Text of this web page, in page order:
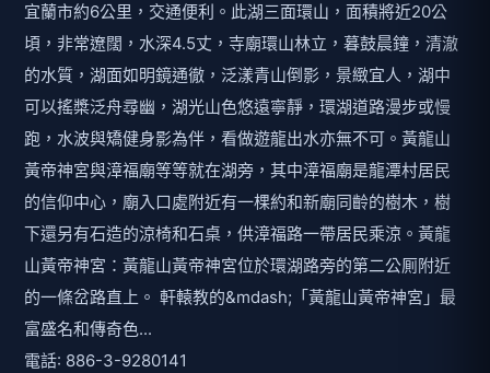
宜蘭市約6公里，交通便利。此湖三面環山，面積將近20公
頃，非常遼闊，水深4.5丈，寺廟環山林立，暮鼓晨鐘，清澈
的水質，湖面如明鏡通徹，泛漾青山倒影，景緻宜人，湖中
可以搖槳泛舟尋幽，湖光山色悠遠寧靜，環湖道路漫步或慢
跑，水波與矯健身影為伴，看做遊龍出水亦無不可。黃龍山
黃帝神宮與漳福廟等等就在湖旁，其中漳福廟是龍潭村居民
的信仰中心，廟入口處附近有一棵約和新廟同齡的樹木，樹
下還另有石造的涼椅和石桌，供漳福路一帶居民乘涼。黃龍
山黃帝神宮：黃龍山黃帝神宮位於環湖路旁的第二公厠附近
的一條岔路直上。 軒轅教的&mdash;「黃龍山黃帝神宮」最
富盛名和傳奇色...
電話: 886-3-9280141